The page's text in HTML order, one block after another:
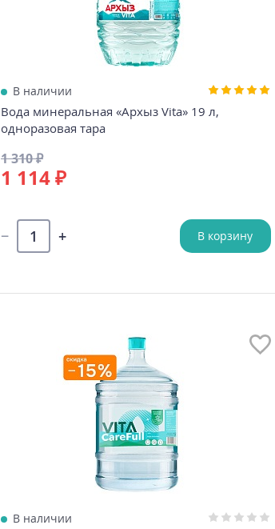
В наличии
Вода минеральная «Архыз Vita» 19 л,
одноразовая тара
1 310 ₽
1 114 ₽
В корзину
В наличии